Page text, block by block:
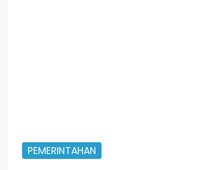
PEMERINTAHAN